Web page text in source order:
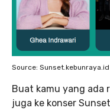
Source: Sunset.kebunraya.id
Buat kamu yang ada
juga ke konser